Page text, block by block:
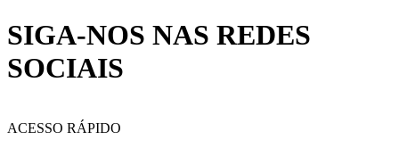
SIGA-NOS NAS REDES
SOCIAIS
ACESSO RÁPIDO